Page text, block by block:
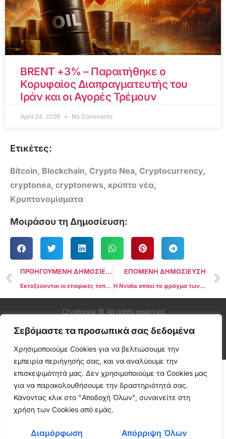
Σεβόμαστε τα προσωπικά σας δεδομένα
Χρησιμοποιούμε Cookies για να βελτιώσουμε την
εμπειρία περιήγησής σας, και να αναλύουμε την
επισκεψιμότητά μας. Δεν χρησιμοποιούμε τα Cookies μας
για να παρακολουθήσουμε την δραστηριότητά σας.
Κάνοντας κλικ στο "Αποδοχή Όλων", συναινείτε στη
χρήση των Cookies από εμάς.
Διαμόρφωση Απόρριψη Όλων
BRENT +3% – Παραιτήθηκε ο
Κορυφαίος Διαπραγματευτής του
Ιράν και οι Αγορές Τρέμουν
April 24, 2026 No Comments
Ετικέτες:
Bitcoin, Blockchain, Crypto Nea, Cryptocurrency,
cryptonea, cryptonews, κρύπτο νέα,
Κρυπτονομίσματα
Μοιράσου τη Δημοσίευση:
ΠΡΟΗΓΟΥΜΕΝΗ ΔΗΜΟΣΙΕΥΣΗ
Εκτοξεύονται οι εταιρικές τοποθετήσεις σε Bitcoin: 159.107 BTC προστέθηκαν το 2ο τρίμηνο του 2025
ΕΠΟΜΕΝΗ ΔΗΜΟΣΙΕΥΣΗ
Η Nvidia σπάει το φράγμα των $4 τρισ., με κινητήριο δύναμη την έκρηξη της τεχνητής νοημοσύνης
Cryptonea © All rights reserved